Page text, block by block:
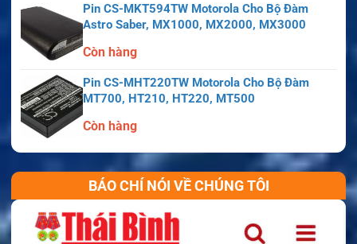
Pin CS-MKT594TW Motorola Cho Bộ Đàm
Astro Saber, MX1000, MX2000, MX3000
Còn hàng
Pin CS-MHT220TW Motorola Cho Bộ Đàm
MT700, HT210, HT220, MT500
Còn hàng
BÁO CHÍ NÓI VỀ CHÚNG TÔI